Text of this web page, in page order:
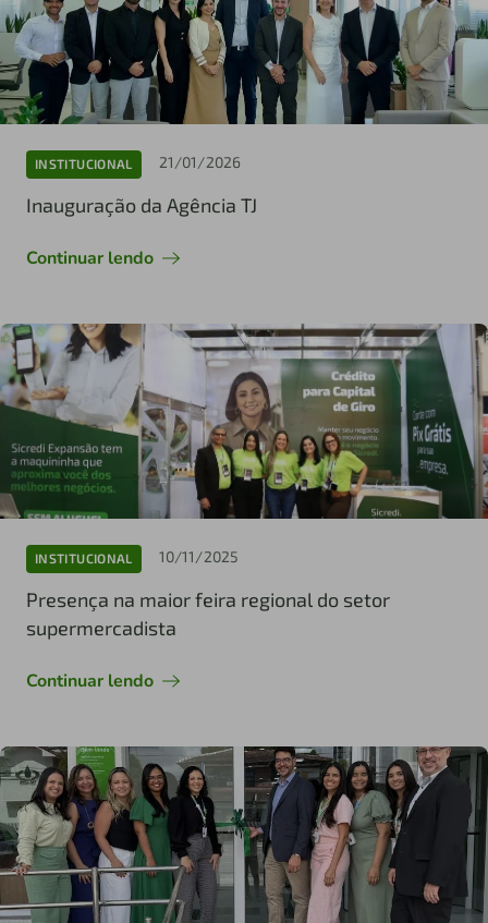
INSTITUCIONAL 21/01/2026
Inauguração da Agência TJ
Continuar lendo
INSTITUCIONAL 10/11/2025
Presença na maior feira regional do setor
supermercadista
Continuar lendo